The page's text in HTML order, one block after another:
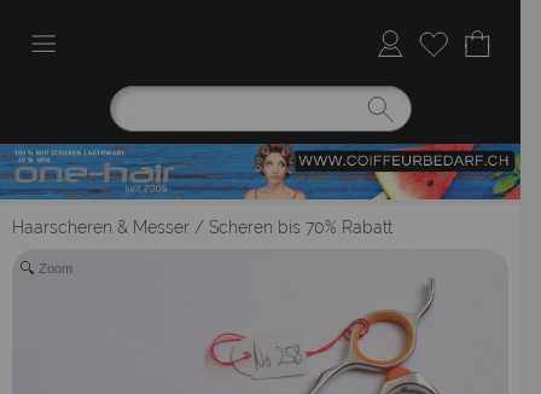
Haarscheren & Messer / Scheren bis 70% Rabatt
Zoom